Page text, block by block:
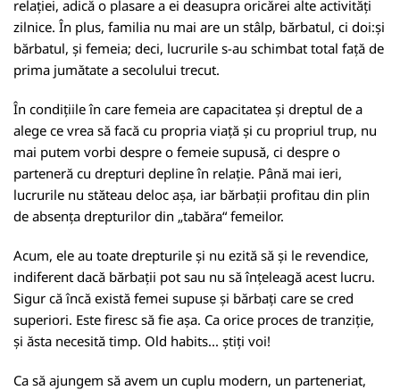
relației, adică o plasare a ei deasupra oricărei alte activități
zilnice. În plus, familia nu mai are un stâlp, bărbatul, ci doi:și
bărbatul, și femeia; deci, lucrurile s-au schimbat total față de
prima jumătate a secolului trecut.
În condițiile în care femeia are capacitatea și dreptul de a
alege ce vrea să facă cu propria viață și cu propriul trup, nu
mai putem vorbi despre o femeie supusă, ci despre o
parteneră cu drepturi depline în relație. Până mai ieri,
lucrurile nu stăteau deloc așa, iar bărbații profitau din plin
de absența drepturilor din „tabăra“ femeilor.
Acum, ele au toate drepturile și nu ezită să și le revendice,
indiferent dacă bărbații pot sau nu să înțeleagă acest lucru.
Sigur că încă există femei supuse și bărbați care se cred
superiori. Este firesc să fie așa. Ca orice proces de tranziție,
și ăsta necesită timp. Old habits... știți voi!
Ca să ajungem să avem un cuplu modern, un parteneriat,